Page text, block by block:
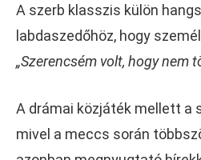
A szerb klasszis külön
labdaszedőhöz, hogy
„Szerencsém volt, hogy nem
A drámai közjáték mellett a
mivel a meccs során